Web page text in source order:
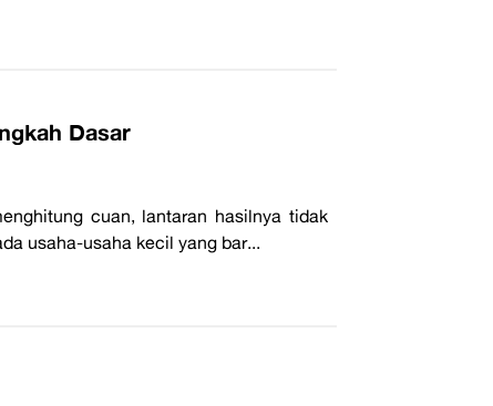
Dasar
cuan, lantaran hasilnya tidak
usaha-usaha kecil yang bar...